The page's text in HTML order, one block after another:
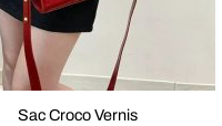
Sac Croco Vernis